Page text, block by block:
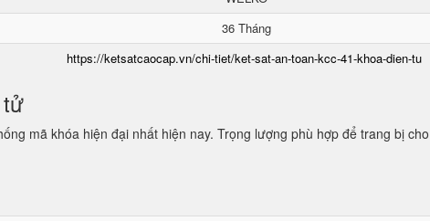
36 Tháng
https://ketsatcaocap.vn/chi-tiet/ket-sat-an-toan-kcc-41-khoa-dien-tu
mã khóa hiện đại nhất hiện nay. Trọng lượng phù hợp để trang bị